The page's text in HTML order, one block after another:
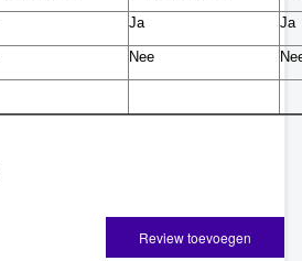
Ja Ja
Nee
Review toevoegen